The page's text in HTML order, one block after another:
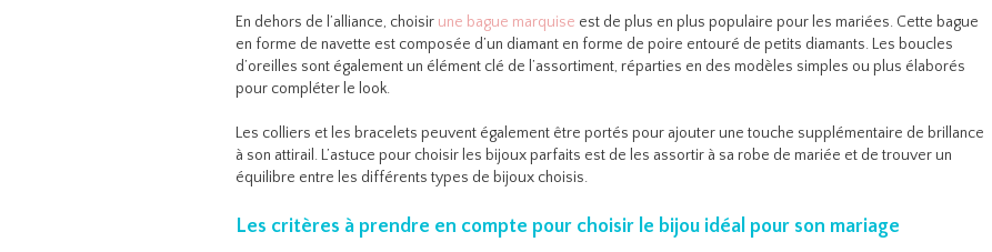
En dehors de l’alliance, choisir une bague marquise est de plus en plus populaire pour les mariées. Cette bague
en forme de navette est composée d’un diamant en forme de poire entouré de petits diamants. Les boucles
d’oreilles sont également un élément clé de l’assortiment, réparties en des modèles simples ou plus élaborés
pour compléter le look.
Les colliers et les bracelets peuvent également être portés pour ajouter une touche supplémentaire de brillance
à son attirail. L’astuce pour choisir les bijoux parfaits est de les assortir à sa robe de mariée et de trouver un
équilibre entre les différents types de bijoux choisis.
Les critères à prendre en compte pour choisir le bijou idéal pour son mariage